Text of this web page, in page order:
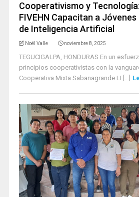
Cooperativismo y
FIVEHN Capacitan a
de Inteligencia Artificial
Noél Valle noviembre 8, 2025
TEGUCIGALPA, HONDURAS En un
principios cooperativistas con la
Cooperativa Mixta Sabanagrande LI [...]